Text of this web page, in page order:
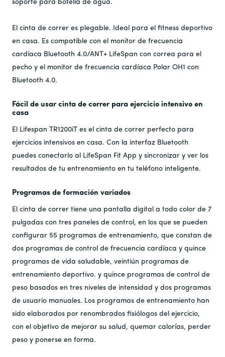
corazón y el alma de su equipo resistirán la prueba del
confiabilidad de nuestros productos.
En LifeSpanNo nos dedicamos solo a vender productos de
fitness. Nos dedicamos a promover un estilo de vida, un
compromiso y una relación a largo plazo para tu salud y
bienestar. Nuestra garantía es nuestra promesa de
soporte para botella de agua.
El cinta de correr es plegable. Ideal para el fitness deportivo
en casa. Es compatible con el monitor de frecuencia
cardíaca Bluetooth 4.0/ANT+ LifeSpan con correa para el
pecho y el monitor de frecuencia cardíaca Polar OH1 con
Bluetooth 4.0.
Fácil de usar cinta de correr para ejercicio intensivo en
casa
El Lifespan TR1200iT es el cinta de correr perfecto para
ejercicios intensivos en casa. Con la interfaz Bluetooth
puedes conectarlo al LifeSpan Fit App y sincronizar y ver los
resultados de tu entrenamiento en tu teléfono inteligente.
Programas de formación variados
El cinta de correr tiene una pantalla digital a todo color de 7
pulgadas con tres paneles de control, en los que se pueden
configurar 55 programas de entrenamiento, que constan de
dos programas de control de frecuencia cardíaca y quince
programas de vida saludable, veintiún programas de
entrenamiento deportivo. y quince programas de control de
peso basados ​​en tres niveles de intensidad y dos programas
de usuario manuales. Los programas de entrenamiento han
sido elaborados por renombrados fisiólogos del ejercicio,
con el objetivo de mejorar su salud, quemar calorías, perder
peso y ponerse en forma.